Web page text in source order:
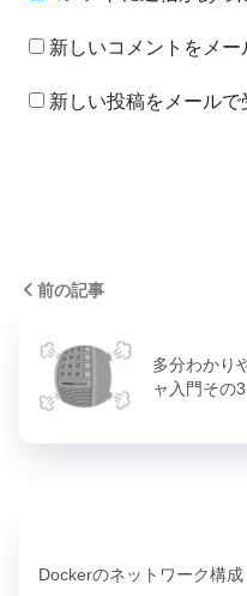
新しいコメントをメー
新しい投稿をメールで
前の記事
多分わかり
ャ入門その
Dockerのネットワーク構成